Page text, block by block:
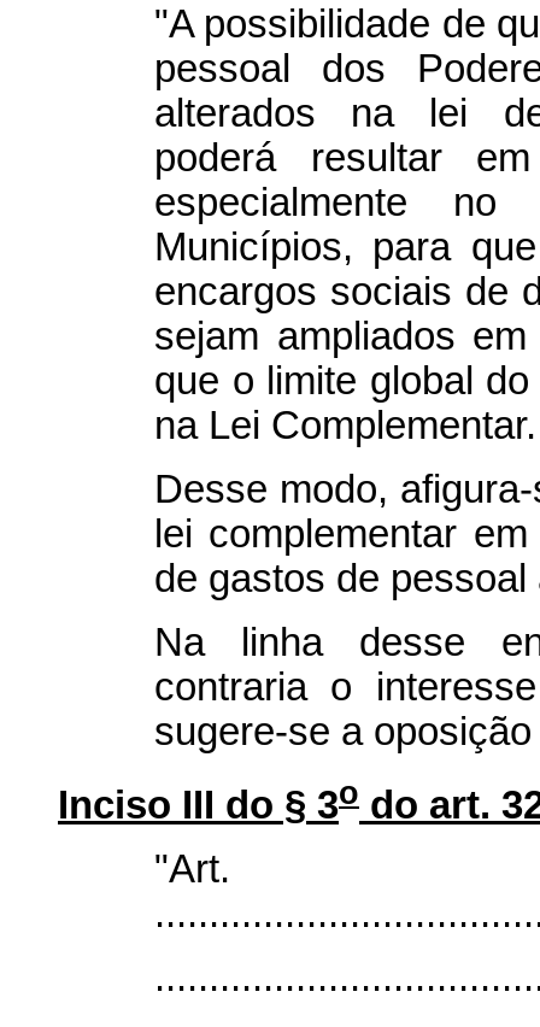
"A possibilidade de
pessoal dos
alterados na lei
poderá resultar
especialmente
Municípios, para
encargos sociais de
sejam ampliados
que o limite global
na Lei Complementar.
Desse modo,
lei complementar
de gastos de
Na linha desse
contraria o
sugere-se a
Inciso III do § 3o do art.